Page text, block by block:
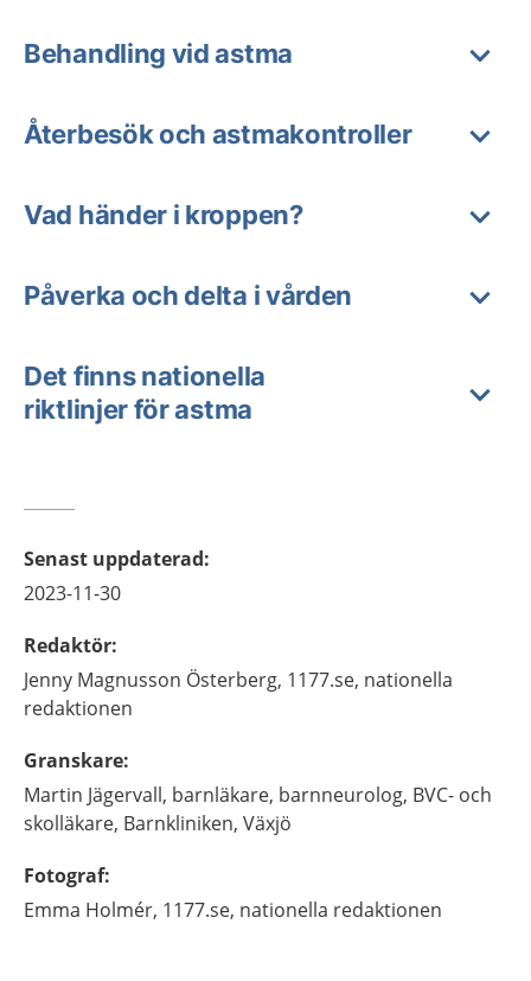
Behandling vid astma
Återbesök och astmakontroller
Vad händer i kroppen?
Påverka och delta i vården
Det finns nationella
riktlinjer för astma
Senast uppdaterad:
2023-11-30
Redaktör:
Jenny Magnusson Österberg, 1177.se, nationella
redaktionen
Granskare:
Martin Jägervall, barnläkare, barnneurolog, BVC- och
skolläkare, Barnkliniken, Växjö
Fotograf:
Emma Holmér, 1177.se, nationella redaktionen